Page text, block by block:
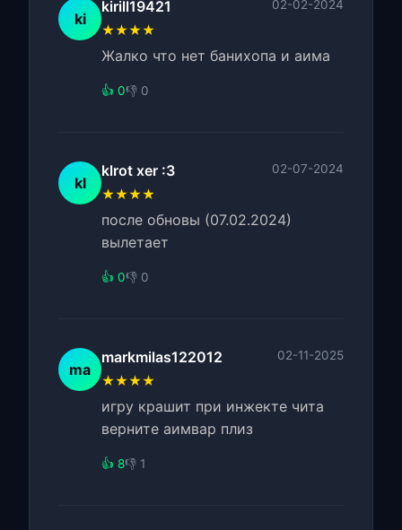
ki
kirill19421 02-02-2024
★★★★
Жалко что нет банихопа и аима
👍 0👎 0
kl
klrot xer :3 02-07-2024
★★★★
после обновы (07.02.2024)
вылетает
👍 0👎 0
ma
markmilas122012 02-11-2025
★★★★
игру крашит при инжекте чита
верните аимвар плиз
👍 8👎 1